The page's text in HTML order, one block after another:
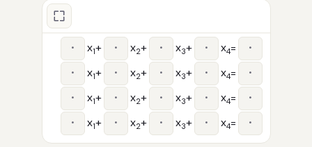
x1+
x1+
x1+
x1+
x2+
x2+
x2+
x2+
x3+
x3+
x3+
x3+
x4=
x4=
x4=
x4=